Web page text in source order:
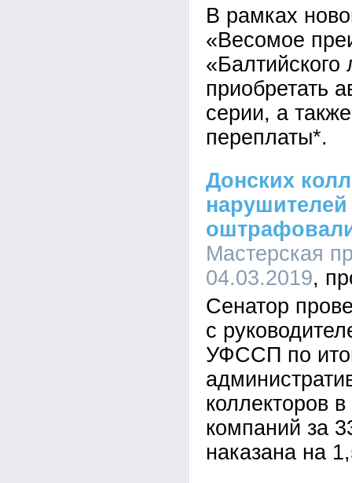
В рамках
«Весомое
«Балтийского
приобретать
серии, а
переплаты*.
Донских
нарушителей
Мастерская
04.03.2019
Сенатор
с
УФССП по
коллекторов
компаний за
наказана на